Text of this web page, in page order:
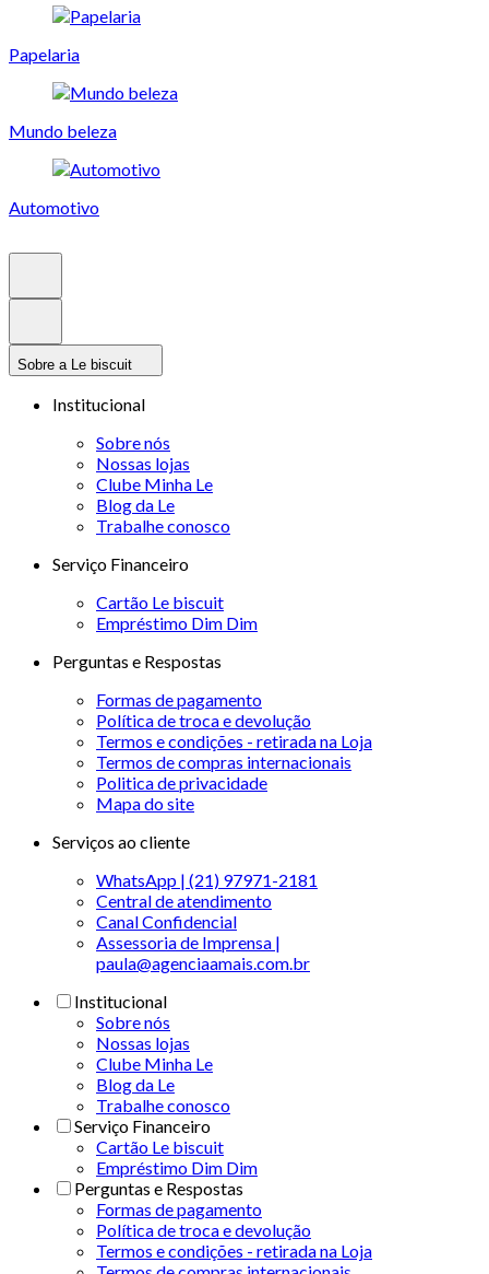
Papelaria
Mundo beleza
Automotivo
Sobre a Le biscuit
Institucional
Sobre nós
Nossas lojas
Clube Minha Le
Blog da Le
Trabalhe conosco
Serviço Financeiro
Cartão Le biscuit
Empréstimo Dim Dim
Perguntas e Respostas
Formas de pagamento
Política de troca e devolução
Termos e condições - retirada na Loja
Termos de compras internacionais
Politica de privacidade
Mapa do site
Serviços ao cliente
WhatsApp | (21) 97971-2181
Central de atendimento
Canal Confidencial
Assessoria de Imprensa |
paula@agenciaamais.com.br
Institucional
Sobre nós
Nossas lojas
Clube Minha Le
Blog da Le
Trabalhe conosco
Serviço Financeiro
Cartão Le biscuit
Empréstimo Dim Dim
Perguntas e Respostas
Formas de pagamento
Política de troca e devolução
Termos e condições - retirada na Loja